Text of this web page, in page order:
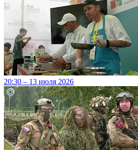
20:30 – 13 июля 2026